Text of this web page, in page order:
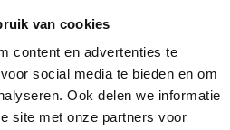
van cookies
content en advertenties te
social media te bieden en om
Ook delen we informatie
site met onze partners voor